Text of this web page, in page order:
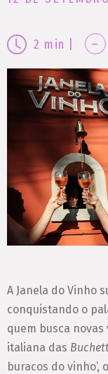
2 min –
A Janela do Vinho
conquistando o
quem busca
italiana das
buracos do